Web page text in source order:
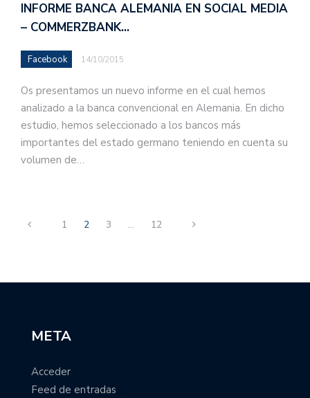
INFORME BANCA ALEMANIA EN SOCIAL MEDIA
– COMMERZBANK…
Facebook 14/10/2015
Os presentamos un nuevo informe en el cual hemos
analizado a la banca convencional en Alemania. En dicho
estudio, hemos seleccionado a los bancos más
importantes del estado germano teniendo en cuenta su
volumen de…
1 2 3 … 12
META
Acceder
Feed de entradas